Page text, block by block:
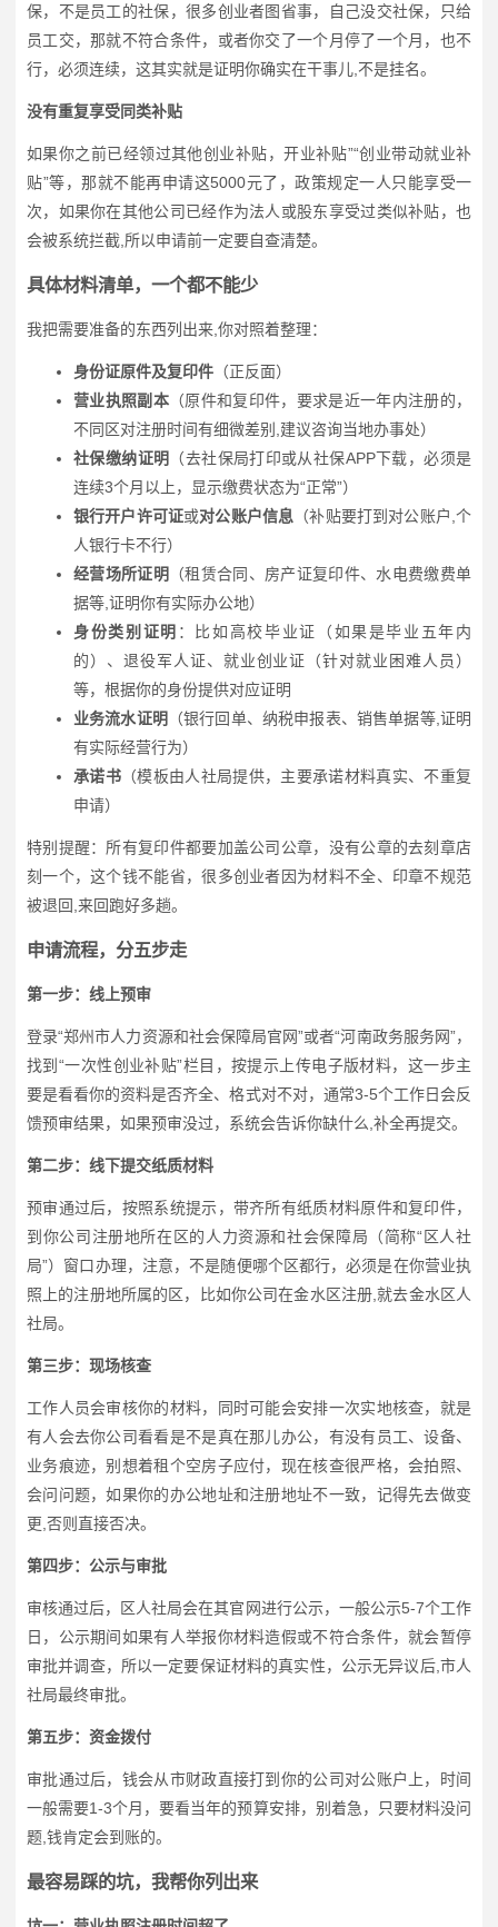
保，不是员工的社保，很多创业者图省事，自己没交社保，只给
员工交，那就不符合条件，或者你交了一个月停了一个月，也不
行，必须连续，这其实就是证明你确实在干事儿,不是挂名。
没有重复享受同类补贴
如果你之前已经领过其他创业补贴，开业补贴”“创业带动就业补
贴”等，那就不能再申请这5000元了，政策规定一人只能享受一
次，如果你在其他公司已经作为法人或股东享受过类似补贴，也
会被系统拦截,所以申请前一定要自查清楚。
具体材料清单，一个都不能少
我把需要准备的东西列出来,你对照着整理：
身份证原件及复印件 （正反面）
营业执照副本 （原件和复印件，要求是近一年内注册的，
不同区对注册时间有细微差别,建议咨询当地办事处）
社保缴纳证明 （去社保局打印或从社保APP下载，必须是
连续3个月以上，显示缴费状态为“正常”）
银行开户许可证或对公账户信息 （补贴要打到对公账户,个
人银行卡不行）
经营场所证明 （租赁合同、房产证复印件、水电费缴费单
据等,证明你有实际办公地）
身份类别证明 ：比如高校毕业证（如果是毕业五年内
的）、退役军人证、就业创业证（针对就业困难人员）
等，根据你的身份提供对应证明
业务流水证明（银行回单、纳税申报表、销售单据等,证明
有实际经营行为）
承诺书 （模板由人社局提供，主要承诺材料真实、不重复
申请）
特别提醒：所有复印件都要加盖公司公章，没有公章的去刻章店
刻一个，这个钱不能省，很多创业者因为材料不全、印章不规范
被退回,来回跑好多趟。
申请流程，分五步走
第一步：线上预审
登录“郑州市人力资源和社会保障局官网”或者“河南政务服务网”，
找到“一次性创业补贴”栏目，按提示上传电子版材料，这一步主
要是看看你的资料是否齐全、格式对不对，通常3-5个工作日会反
馈预审结果，如果预审没过，系统会告诉你缺什么,补全再提交。
第二步：线下提交纸质材料
预审通过后，按照系统提示，带齐所有纸质材料原件和复印件，
到你公司注册地所在区的人力资源和社会保障局（简称“区人社
局”）窗口办理，注意，不是随便哪个区都行，必须是在你营业执
照上的注册地所属的区，比如你公司在金水区注册,就去金水区人
社局。
第三步：现场核查
工作人员会审核你的材料，同时可能会安排一次实地核查，就是
有人会去你公司看看是不是真在那儿办公，有没有员工、设备、
业务痕迹，别想着租个空房子应付，现在核查很严格，会拍照、
会问问题，如果你的办公地址和注册地址不一致，记得先去做变
更,否则直接否决。
第四步：公示与审批
审核通过后，区人社局会在其官网进行公示，一般公示5-7个工作
日，公示期间如果有人举报你材料造假或不符合条件，就会暂停
审批并调查，所以一定要保证材料的真实性，公示无异议后,市人
社局最终审批。
第五步：资金拨付
审批通过后，钱会从市财政直接打到你的公司对公账户上，时间
一般需要1-3个月，要看当年的预算安排，别着急，只要材料没问
题,钱肯定会到账的。
最容易踩的坑，我帮你列出来